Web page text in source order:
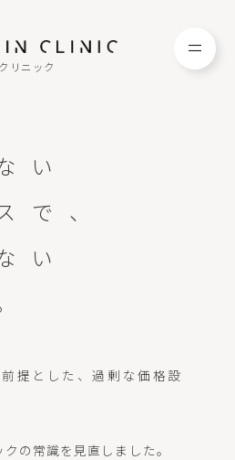
リニック
い
で、
い
提とした、過剰な価格設
の常識を見直しました。